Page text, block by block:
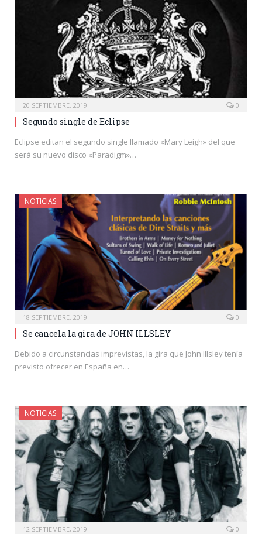
20 SEPTIEMBRE, 2019 0
Segundo single de Eclipse
Eclipse editan el segundo single llamado «Mary Leigh» del que
será su nuevo disco «Paradigm»…
NOTICIAS
18 SEPTIEMBRE, 2019 0
Se cancela la gira de JOHN ILLSLEY
Debido a circunstancias imprevistas, la gira que John Illsley tenía
previsto ofrecer en España en…
NOTICIAS
12 SEPTIEMBRE, 2019 0